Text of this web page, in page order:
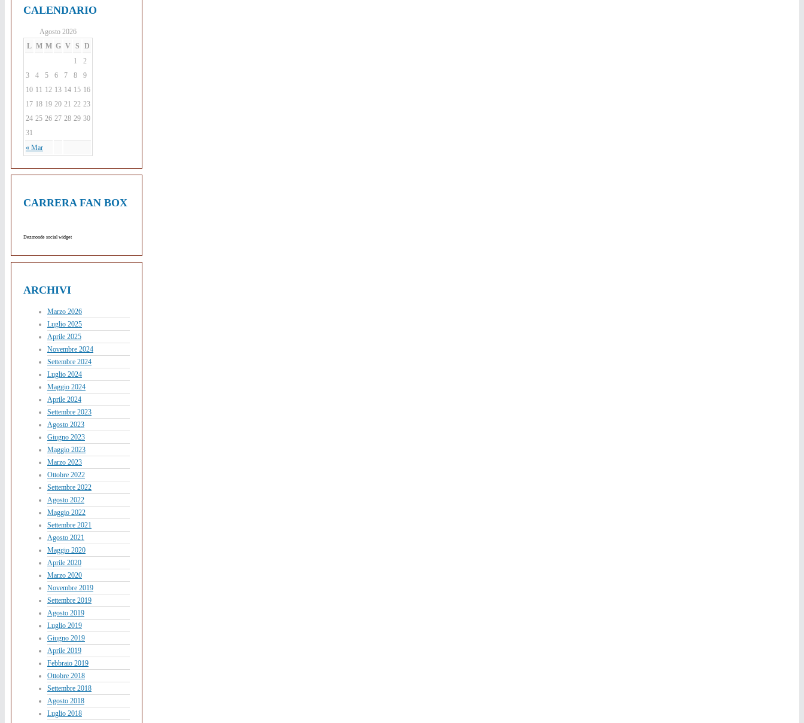
CALENDARIO
Agosto 2026
L M M G V S D
« Mar
1
2
3
4 5 6 7 8
9
10 11 12 13 14 15 16
17 18 19 20 21 22 23
24 25 26 27 28 29 30
31
CARRERA FAN BOX
Dezmonde social widget
ARCHIVI
Marzo 2026
Luglio 2025
Aprile 2025
Novembre 2024
Settembre 2024
Luglio 2024
Maggio 2024
Aprile 2024
Settembre 2023
Agosto 2023
Giugno 2023
Maggio 2023
Marzo 2023
Ottobre 2022
Settembre 2022
Agosto 2022
Maggio 2022
Settembre 2021
Agosto 2021
Maggio 2020
Aprile 2020
Marzo 2020
Novembre 2019
Settembre 2019
Agosto 2019
Luglio 2019
Giugno 2019
Aprile 2019
Febbraio 2019
Ottobre 2018
Settembre 2018
Agosto 2018
Luglio 2018